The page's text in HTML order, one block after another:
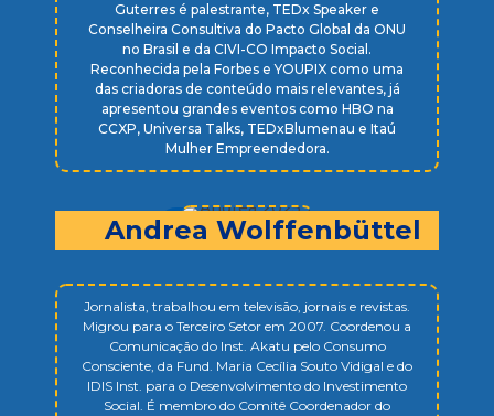
Guterres é palestrante, TEDx Speaker e
Conselheira Consultiva do Pacto Global da ONU
no Brasil e da CIVI-CO Impacto Social.
Reconhecida pela Forbes e YOUPIX como uma
das criadoras de conteúdo mais relevantes, já
apresentou grandes eventos como HBO na
CCXP, Universa Talks, TEDxBlumenau e Itaú
Mulher Empreendedora.
Andrea Wolffenbüttel
Jornalista, trabalhou em televisão, jornais e revistas.
Migrou para o Terceiro Setor em 2007. Coordenou a
Comunicação do Inst. Akatu pelo Consumo
Consciente, da Fund. Maria Cecília Souto Vidigal e do
IDIS Inst. para o Desenvolvimento do Investimento
Social. É membro do Comitê Coordenador do